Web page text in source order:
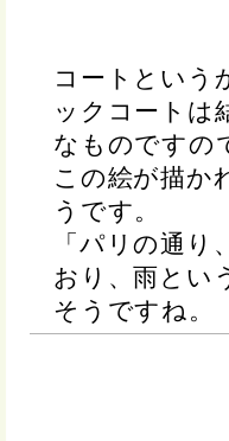
コートという
ックコートは
なものですの
この絵が描か
うです。
「パリの通
おり、雨とい
そうですね。